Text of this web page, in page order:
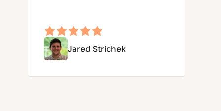
Jared Strichek